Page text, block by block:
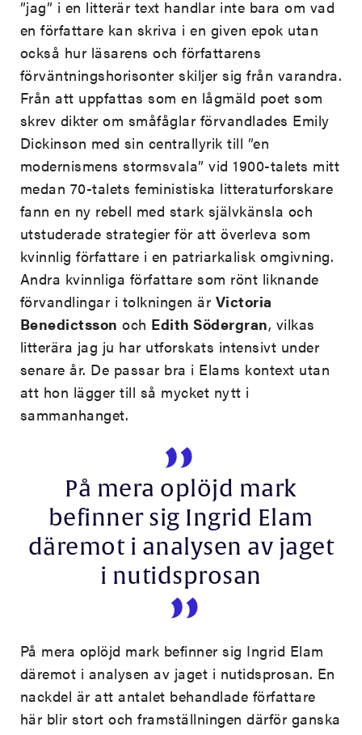
”jag” i en litterär text handlar inte bara om vad
en författare kan skriva i en given epok utan
också hur läsarens och författarens
förväntningshorisonter skiljer sig från varandra.
Från att uppfattas som en lågmäld poet som
skrev dikter om småfåglar förvandlades Emily
Dickinson med sin centrallyrik till ”en
modernismens stormsvala” vid 1900-talets mitt
medan 70-talets feministiska litteraturforskare
fann en ny rebell med stark självkänsla och
utstuderade strategier för att överleva som
kvinnlig författare i en patriarkalisk omgivning.
Andra kvinnliga författare som rönt liknande
förvandlingar i tolkningen är Victoria
Benedictsson och Edith Södergran, vilkas
litterära jag ju har utforskats intensivt under
senare år. De passar bra i Elams kontext utan
att hon lägger till så mycket nytt i
sammanhanget.
På mera oplöjd mark
befinner sig Ingrid Elam
däremot i analysen av jaget
i nutidsprosan
På mera oplöjd mark befinner sig Ingrid Elam
däremot i analysen av jaget i nutidsprosan. En
nackdel är att antalet behandlade författare
här blir stort och framställningen därför ganska